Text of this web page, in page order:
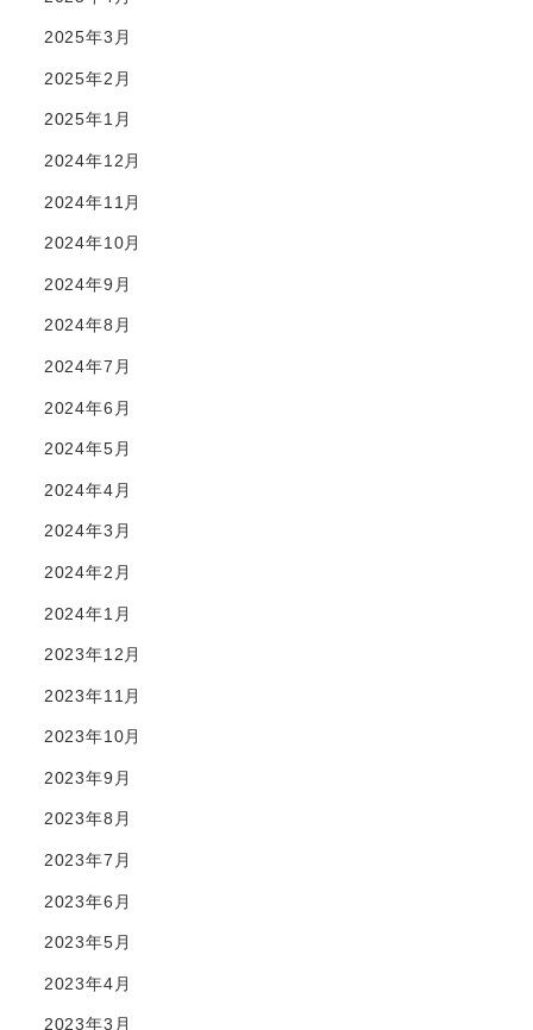
2025年3月
2025年2月
2025年1月
2024年12月
2024年11月
2024年10月
2024年9月
2024年8月
2024年7月
2024年6月
2024年5月
2024年4月
2024年3月
2024年2月
2024年1月
2023年12月
2023年11月
2023年10月
2023年9月
2023年8月
2023年7月
2023年6月
2023年5月
2023年4月
2023年3月